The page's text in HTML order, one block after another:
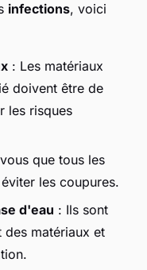
infections, voici
: Les matériaux
doivent être de
les risques
que tous les
les coupures.
d'eau : Ils sont
matériaux et